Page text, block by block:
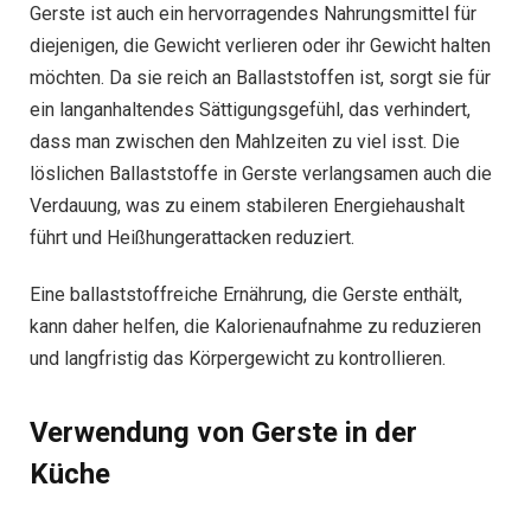
Gerste ist auch ein hervorragendes Nahrungsmittel für
diejenigen, die Gewicht verlieren oder ihr Gewicht halten
möchten. Da sie reich an Ballaststoffen ist, sorgt sie für
ein langanhaltendes Sättigungsgefühl, das verhindert,
dass man zwischen den Mahlzeiten zu viel isst. Die
löslichen Ballaststoffe in Gerste verlangsamen auch die
Verdauung, was zu einem stabileren Energiehaushalt
führt und Heißhungerattacken reduziert.
Eine ballaststoffreiche Ernährung, die Gerste enthält,
kann daher helfen, die Kalorienaufnahme zu reduzieren
und langfristig das Körpergewicht zu kontrollieren.
Verwendung von Gerste in der
Küche